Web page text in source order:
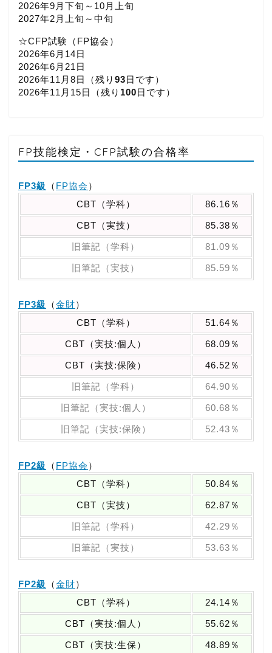
2026年9月下旬～10月上旬
2027年2月上旬～中旬
☆CFP試験（FP協会）
2026年6月14日
2026年6月21日
2026年11月8日（残り 93日です）
2026年11月15日（残り 100日です）
FP技能検定・CFP試験の合格率
FP3級 （ FP協会 ）
CBT（学科）
86.16％
CBT（実技） 85.38％
旧筆記（学科） 81.09％
旧筆記（実技） 85.59％
FP3級 （金財）
CBT（学科）
51.64％
CBT（実技:個人） 68.09％
CBT（実技:保険） 46.52％
旧筆記（学科） 64.90％
旧筆記（実技:個人） 60.68％
旧筆記（実技:保険） 52.43％
FP2級 （ FP協会 ）
CBT（学科）
50.84％
CBT（実技） 62.87％
旧筆記（学科） 42.29％
旧筆記（実技） 53.63％
FP2級 （金財）
CBT（学科）
24.14％
CBT（実技:個人） 55.62％
CBT（実技:生保） 48.89％